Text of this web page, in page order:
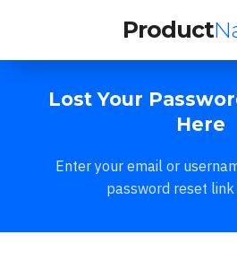
Product
Lost Your
Here
Enter your email or
password reset